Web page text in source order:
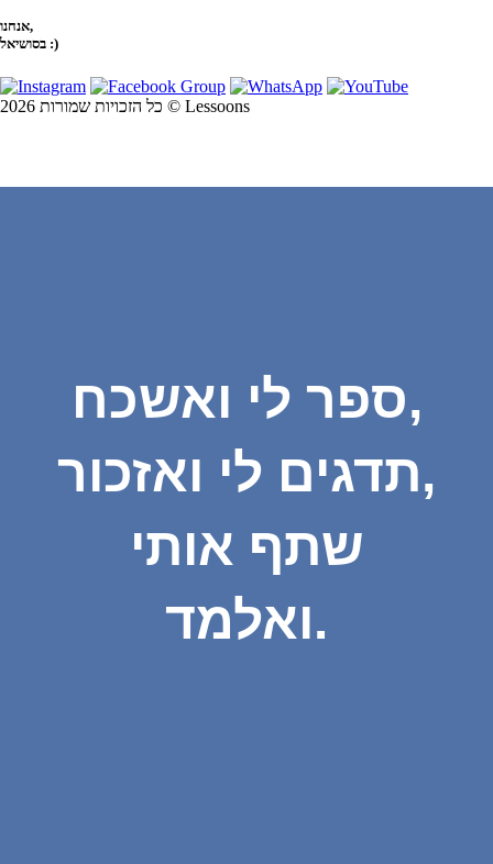
אנחנו,
בסושיאל :)
כל הזכויות שמורות 2026 © Lessoons
ספר לי ואשכח,
תדגים לי ואזכור,
שתף אותי
ואלמד.